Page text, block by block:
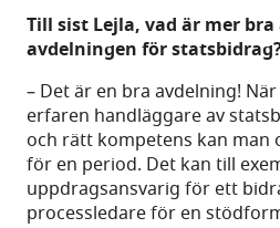
Till sist Lejla, vad är mer
avdelningen för
– Det är en bra avdelning!
erfaren handläggare av
och rätt kompetens kan man
för en period. Det kan till
uppdragsansvarig för ett
processledare för en